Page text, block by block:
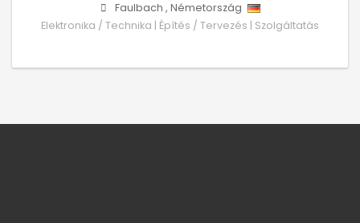
Faulbach , Németország
Elektronika / Technika | Építés / Tervezés | Szolgáltatás